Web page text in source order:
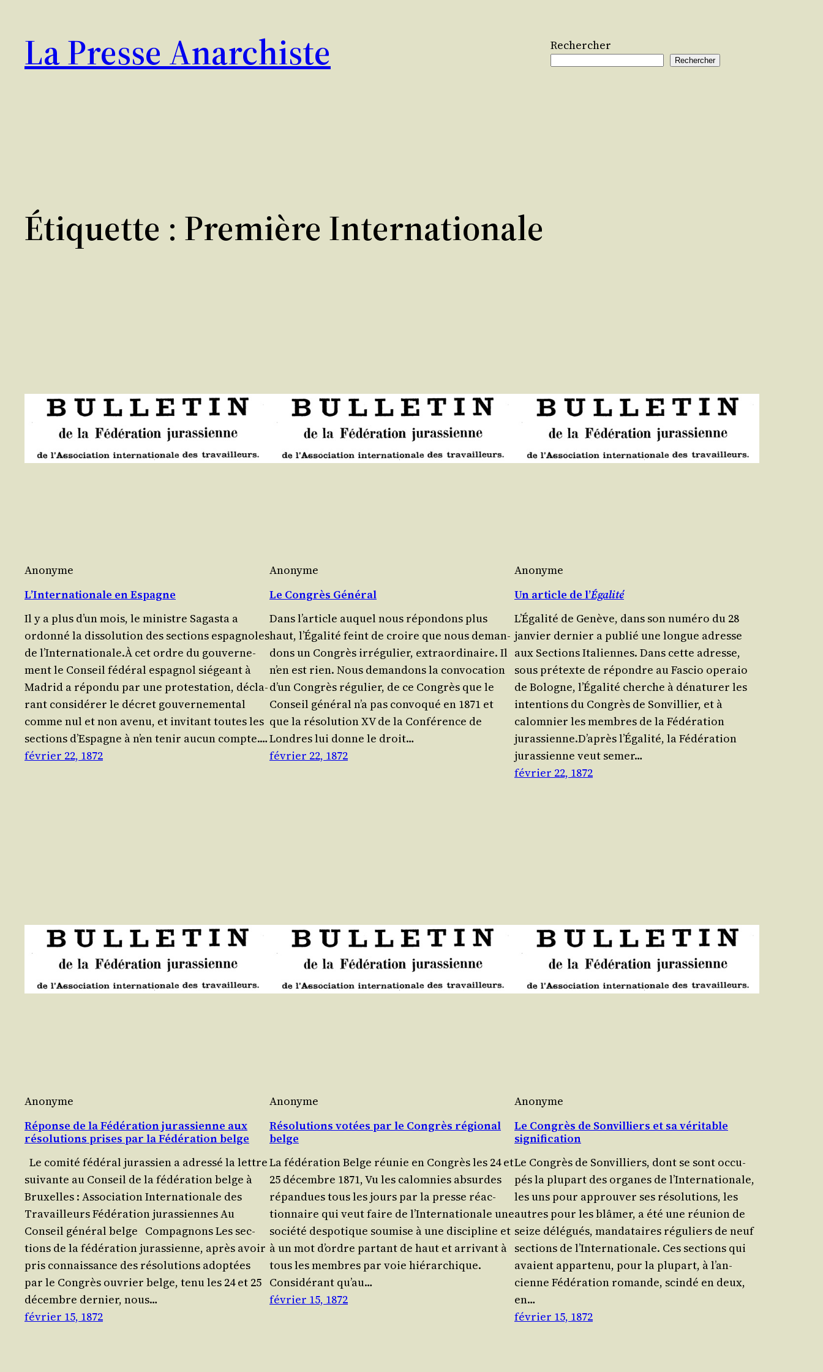
contenu
La Presse Anarchiste Rechercher
Rechercher
Étiquette : Première Internationale
Anonyme
L’Internationale en Espagne
Il y a plus d’un mois, le ministre Sagas­ta a
ordon­né la dis­so­lu­tion des sec­tions espa­gnoles
de l’Internationale.À cet ordre du gou­ver­ne­
ment le Conseil fédé­ral espa­gnol sié­geant à
Madrid a répon­du par une pro­tes­ta­tion, décla­
rant consi­dé­rer le décret gou­ver­ne­men­tal
comme nul et non ave­nu, et invi­tant toutes les
sec­tions d’Espagne à n’en tenir aucun compte.…
février 22, 1872
Anonyme
Le Congrès Général
Dans l’article auquel nous répon­dons plus
haut, l’Éga­li­té feint de croire que nous deman­
dons un Congrès irré­gu­lier, extra­or­di­naire. Il
n’en est rien. Nous deman­dons la convo­ca­tion
d’un Congrès régu­lier, de ce Congrès que le
Conseil géné­ral n’a pas convo­qué en 1871 et
que la réso­lu­tion XV de la Confé­rence de
Londres lui donne le droit…
février 22, 1872
Anonyme
Un article de l’Égalité
L’Éga­li­té de Genève, dans son numé­ro du 28
jan­vier der­nier a publié une longue adresse
aux Sec­tions Ita­liennes. Dans cette adresse,
sous pré­texte de répondre au Fas­cio ope­raio
de Bologne, l’Éga­li­té cherche à déna­tu­rer les
inten­tions du Congrès de Son­vil­lier, et à
calom­nier les membres de la Fédé­ra­tion
jurassienne.D’après l’Éga­li­té, la Fédé­ra­tion
juras­sienne veut semer…
février 22, 1872
Anonyme
Réponse de la Fédération jurassienne aux
résolutions prises par la Fédération belge
Le comi­té fédé­ral juras­sien a adres­sé la lettre
sui­vante au Conseil de la fédé­ra­tion belge à
Bruxelles : Asso­cia­tion Inter­na­tio­nale des
Travailleurs Fédé­ra­tion jurassiennes Au
Conseil géné­ral belge Com­pa­gnons Les sec­
tions de la fédé­ra­tion juras­sienne, après avoir
pris connais­sance des réso­lu­tions adop­tées
par le Congrès ouvrier belge, tenu les 24 et 25
décembre der­nier, nous…
février 15, 1872
Anonyme
Résolutions votées par le Congrès régional
belge
La fédé­ra­tion Belge réunie en Congrès les 24 et
25 décembre 1871, Vu les calom­nies absurdes
répan­dues tous les jours par la presse réac­
tion­naire qui veut faire de l’In­ter­na­tio­nale une
socié­té des­po­tique sou­mise à une dis­ci­pline et
à un mot d’ordre par­tant de haut et arri­vant à
tous les membres par voie hiérarchique.
Consi­dé­rant qu’au…
février 15, 1872
Anonyme
Le Congrès de Sonvilliers et sa véritable
signification
Le Congrès de Son­vil­liers, dont se sont occu­
pés la plu­part des organes de l’In­ter­na­tio­nale,
les uns pour approu­ver ses réso­lu­tions, les
autres pour les blâ­mer, a été une réunion de
seize délé­gués, man­da­taires régu­liers de neuf
sec­tions de l’In­ter­na­tio­nale. Ces sec­tions qui
avaient appar­te­nu, pour la plu­part, à l’an­
cienne Fédé­ra­tion romande, scin­dé en deux,
en…
février 15, 1872